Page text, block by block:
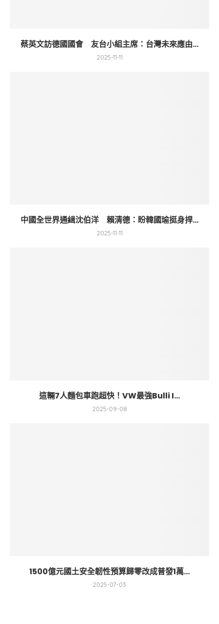
蔡英文訪德國國會 友台小組主席：台灣未來應由...
2025-11-11
中國全世界通緝沈伯洋 賴清德：盼韓國瑜挺身捍...
2025-11-11
這輛7人麵包車跑超快！VW最強Bulli I...
2025-09-08
1500億元國土安全韌性預算歸零改成普發1萬...
2025-07-03